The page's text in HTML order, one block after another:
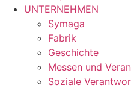
UNTERNEHMEN
Symaga
Fabrik
Geschichte
Messen und
Soziale